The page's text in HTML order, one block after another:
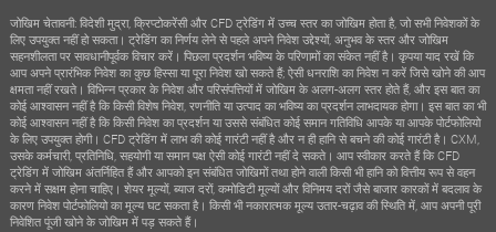
जोखिम चेतावनी: विदेशी मुद्रा, क्रिप्टोकरेंसी और CFD ट्रेडिंग में उच्च स्तर का जोखिम होता है, जो सभी निवेशकों के
लिए उपयुक्त नहीं हो सकता। ट्रेडिंग का निर्णय लेने से पहले अपने निवेश उद्देश्यों, अनुभव के स्तर और जोखिम
सहनशीलता पर सावधानीपूर्वक विचार करें। पिछला प्रदर्शन भविष्य के परिणामों का संकेत नहीं है। कृपया याद रखें कि
आप अपने प्रारंभिक निवेश का कुछ हिस्सा या पूरा निवेश खो सकते हैं; ऐसी धनराशि का निवेश न करें जिसे खोने की आप
क्षमता नहीं रखते। विभिन्न प्रकार के निवेश और परिसंपत्तियों में जोखिम के अलग-अलग स्तर होते हैं, और इस बात का
कोई आश्वासन नहीं है कि किसी विशेष निवेश, रणनीति या उत्पाद का भविष्य का प्रदर्शन लाभदायक होगा। इस बात का भी
कोई आश्वासन नहीं है कि किसी निवेश का प्रदर्शन या उससे संबंधित कोई समान गतिविधि आपके या आपके पोर्टफोलियो
के लिए उपयुक्त होगी। CFD ट्रेडिंग में लाभ की कोई गारंटी नहीं है और न ही हानि से बचने की कोई गारंटी है। CXM,
उसके कर्मचारी, प्रतिनिधि, सहयोगी या समान पक्ष ऐसी कोई गारंटी नहीं दे सकते। आप स्वीकार करते हैं कि CFD
ट्रेडिंग में जोखिम अंतर्निहित हैं और आपको इन संबंधित जोखिमों तथा होने वाली किसी भी हानि को वित्तीय रूप से वहन
करने में सक्षम होना चाहिए। शेयर मूल्यों, ब्याज दरों, कमोडिटी मूल्यों और विनिमय दरों जैसे बाजार कारकों में बदलाव के
कारण निवेश पोर्टफोलियो का मूल्य घट सकता है। किसी भी नकारात्मक मूल्य उतार-चढ़ाव की स्थिति में, आप अपनी पूरी
निवेशित पूंजी खोने के जोखिम में पड़ सकते हैं।